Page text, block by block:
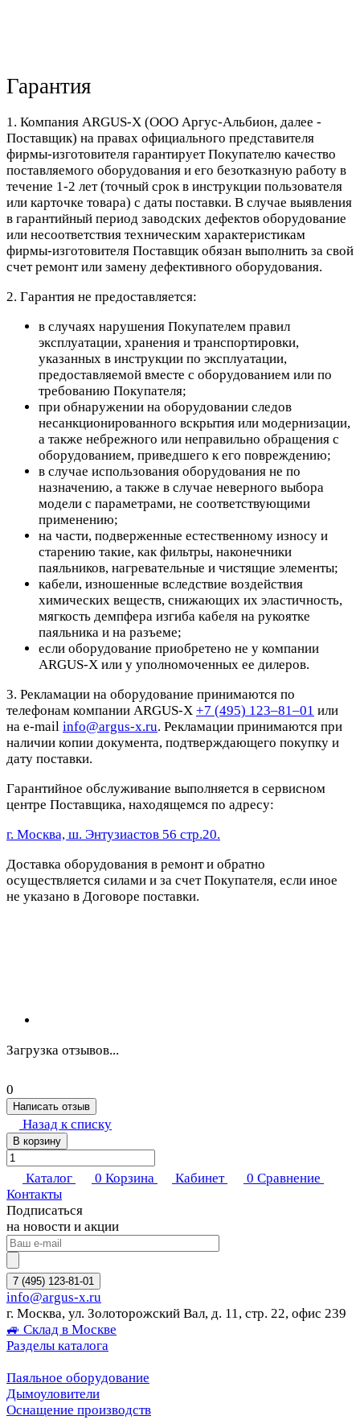
Гарантия
1. Компания ARGUS-X (ООО Аргус-Альбион, далее -
Поставщик) на правах официального представителя
фирмы-изготовителя гарантирует Покупателю качество
поставляемого оборудования и его безотказную работу в
течение 1-2 лет (точный срок в инструкции пользователя
или карточке товара) с даты поставки. В случае выявления
в гарантийный период заводских дефектов оборудование
или несоответствия техническим характеристикам
фирмы-изготовителя Поставщик обязан выполнить за свой
счет ремонт или замену дефективного оборудования.
2. Гарантия не предоставляется:
в случаях нарушения Покупателем правил
эксплуатации, хранения и транспортировки,
указанных в инструкции по эксплуатации,
предоставляемой вместе с оборудованием или по
требованию Покупателя;
при обнаружении на оборудовании следов
несанкционированного вскрытия или модернизации,
а также небрежного или неправильно обращения с
оборудованием, приведшего к его повреждению;
в случае использования оборудования не по
назначению, а также в случае неверного выбора
модели с параметрами, не соответствующими
применению;
на части, подверженные естественному износу и
старению такие, как фильтры, наконечники
паяльников, нагревательные и чистящие элементы;
кабели, изношенные вследствие воздействия
химических веществ, снижающих их эластичность,
мягкость демпфера изгиба кабеля на рукоятке
паяльника и на разъеме;
если оборудование приобретено не у компании
ARGUS-X или у уполномоченных ее дилеров.
3. Рекламации на оборудование принимаются по
телефонам компании ARGUS-X +7 (495) 123–81–01 или
на e-mail info@argus-x.ru. Рекламации принимаются при
наличии копии документа, подтверждающего покупку и
дату поставки.
Гарантийное обслуживание выполняется в сервисном
центре Поставщика, находящемся по адресу:
г. Москва, ш. Энтузиастов 56 стр.20.
Доставка оборудования в ремонт и обратно
осуществляется силами и за счет Покупателя, если иное
не указано в Договоре поставки.
Загрузка отзывов...
0
Написать отзыв
Назад к списку
В корзину
Каталог 0 Корзина Кабинет 0 Сравнение
Контакты
Подписаться
на новости и акции
7 (495) 123-81-01
info@argus-x.ru
г. Москва, ул. Золоторожский Вал, д. 11, стр. 22, офис 239
🚙 Склад в Москве
Разделы каталога
Паяльное оборудование
Дымоуловители
Оснащение производств